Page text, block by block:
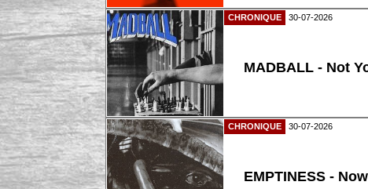
CHRONIQUE 30-07-2026
MADBALL - Not
CHRONIQUE 30-07-2026
EMPTINESS -